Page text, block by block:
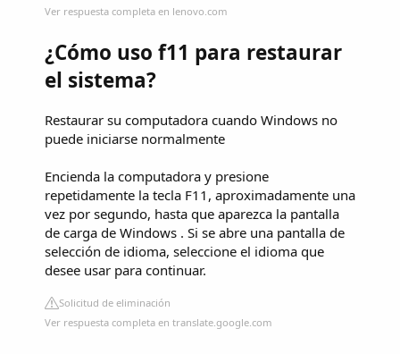
Ver respuesta completa en lenovo.com
¿Cómo uso f11 para restaurar
el sistema?
Restaurar su computadora cuando Windows no
puede iniciarse normalmente
Encienda la computadora y presione
repetidamente la tecla F11, aproximadamente una
vez por segundo, hasta que aparezca la pantalla
de carga de Windows . Si se abre una pantalla de
selección de idioma, seleccione el idioma que
desee usar para continuar.
Solicitud de eliminación
Ver respuesta completa en translate.google.com